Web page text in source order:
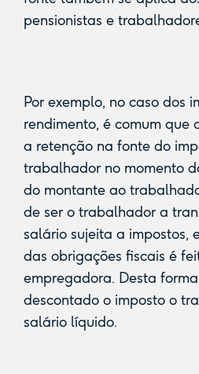
pensionistas e
Por exemplo, no caso dos
rendimento, é comum que
a retenção na fonte do
trabalhador no momento
do montante ao
de ser o trabalhador a
salário sujeita a impostos,
das obrigações fiscais é
empregadora. Desta
descontado o imposto o
salário líquido.